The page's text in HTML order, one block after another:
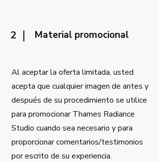
2 Material promocional
Al aceptar la oferta limitada, usted
acepta que cualquier imagen de antes y
después de su procedimiento se utilice
para promocionar Thames Radiance
Studio cuando sea necesario y para
proporcionar comentarios/testimonios
por escrito de su experiencia.